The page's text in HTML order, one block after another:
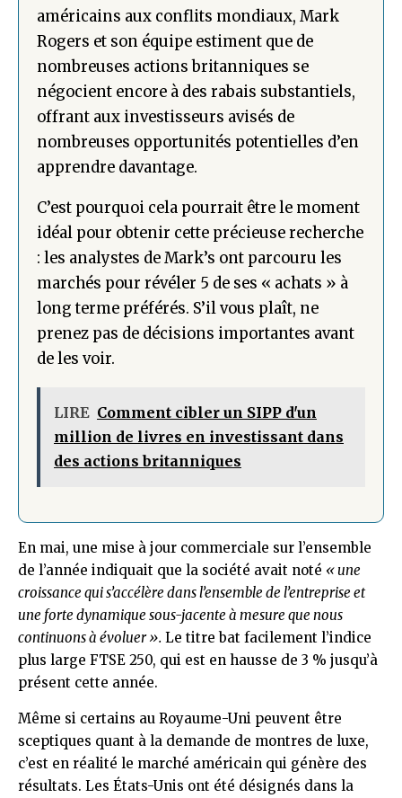
américains aux conflits mondiaux, Mark
Rogers et son équipe estiment que de
nombreuses actions britanniques se
négocient encore à des rabais substantiels,
offrant aux investisseurs avisés de
nombreuses opportunités potentielles d’en
apprendre davantage.
C’est pourquoi cela pourrait être le moment
idéal pour obtenir cette précieuse recherche
: les analystes de Mark’s ont parcouru les
marchés pour révéler 5 de ses « achats » à
long terme préférés. S’il vous plaît, ne
prenez pas de décisions importantes avant
de les voir.
LIRE Comment cibler un SIPP d'un
million de livres en investissant dans
des actions britanniques
En mai, une mise à jour commerciale sur l’ensemble
de l’année indiquait que la société avait noté « une
croissance qui s’accélère dans l’ensemble de l’entreprise et
une forte dynamique sous-jacente à mesure que nous
continuons à évoluer ». Le titre bat facilement l’indice
plus large FTSE 250, qui est en hausse de 3 % jusqu’à
présent cette année.
Même si certains au Royaume-Uni peuvent être
sceptiques quant à la demande de montres de luxe,
c’est en réalité le marché américain qui génère des
résultats. Les États-Unis ont été désignés dans la